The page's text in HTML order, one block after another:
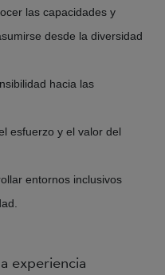
las capacidades y
desde la diversidad
hacia las
esfuerzo y el valor del
entornos inclusivos
experiencia